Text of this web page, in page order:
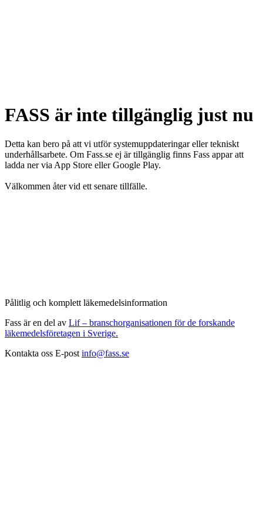
FASS är inte tillgänglig just nu
Detta kan bero på att vi utför systemuppdateringar eller tekniskt
underhållsarbete. Om Fass.se ej är tillgänglig finns Fass appar att
ladda ner via App Store eller Google Play.
Välkommen åter vid ett senare tillfälle.
Pålitlig och komplett läkemedelsinformation
Fass är en del av Lif – branschorganisationen för de forskande
läkemedelsföretagen i Sverige.
Kontakta oss E-post info@fass.se